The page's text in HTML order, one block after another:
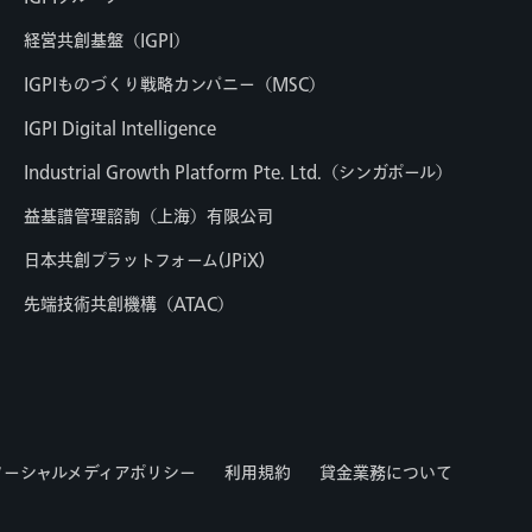
経営共創基盤（IGPI）
IGPIものづくり戦略カンパニー（MSC）
IGPI Digital Intelligence
Industrial Growth Platform Pte. Ltd.（シンガポール）
益基譜管理諮詢（上海）有限公司
日本共創プラットフォーム(JPiX)
先端技術共創機構（ATAC）
ーシャルメディアポリシー 利用規約 貸金業務について